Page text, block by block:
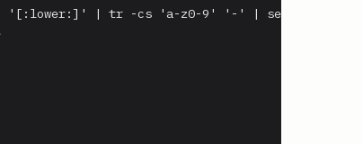
| tr -cs 'a-z0-9' '-' | sed 's/-*$//')